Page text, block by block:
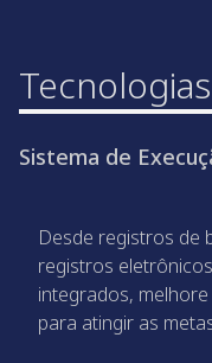
Sistema de
Desde registros de
registros
integrados,
para atingir as